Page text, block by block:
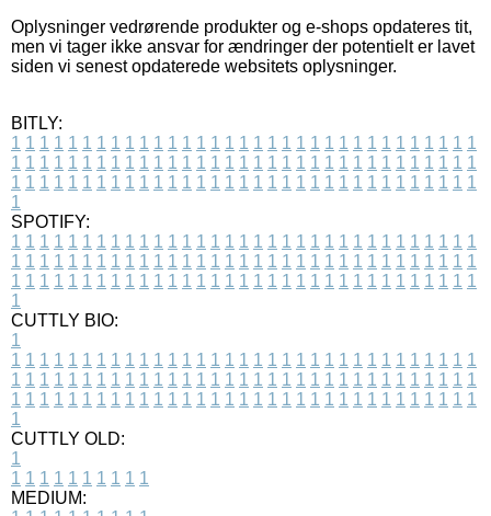
Oplysninger vedrørende produkter og e-shops opdateres tit,
men vi tager ikke ansvar for ændringer der potentielt er lavet
siden vi senest opdaterede websitets oplysninger.
BITLY:
1 1 1 1 1 1 1 1 1 1 1 1 1 1 1 1 1 1 1 1 1 1 1 1 1 1 1 1 1 1 1 1 1
1 1 1 1 1 1 1 1 1 1 1 1 1 1 1 1 1 1 1 1 1 1 1 1 1 1 1 1 1 1 1 1 1
1 1 1 1 1 1 1 1 1 1 1 1 1 1 1 1 1 1 1 1 1 1 1 1 1 1 1 1 1 1 1 1 1
1
SPOTIFY:
1 1 1 1 1 1 1 1 1 1 1 1 1 1 1 1 1 1 1 1 1 1 1 1 1 1 1 1 1 1 1 1 1
1 1 1 1 1 1 1 1 1 1 1 1 1 1 1 1 1 1 1 1 1 1 1 1 1 1 1 1 1 1 1 1 1
1 1 1 1 1 1 1 1 1 1 1 1 1 1 1 1 1 1 1 1 1 1 1 1 1 1 1 1 1 1 1 1 1
1
CUTTLY BIO:
1
1 1 1 1 1 1 1 1 1 1 1 1 1 1 1 1 1 1 1 1 1 1 1 1 1 1 1 1 1 1 1 1 1
1 1 1 1 1 1 1 1 1 1 1 1 1 1 1 1 1 1 1 1 1 1 1 1 1 1 1 1 1 1 1 1 1
1 1 1 1 1 1 1 1 1 1 1 1 1 1 1 1 1 1 1 1 1 1 1 1 1 1 1 1 1 1 1 1 1
1
CUTTLY OLD:
1
1 1 1 1 1 1 1 1 1 1
MEDIUM: